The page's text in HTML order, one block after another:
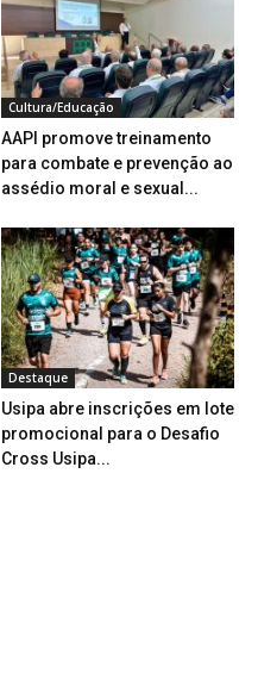
Cultura/Educação
AAPI promove treinamento
para combate e prevenção ao
assédio moral e sexual...
Destaque
Usipa abre inscrições em lote
promocional para o Desafio
Cross Usipa...